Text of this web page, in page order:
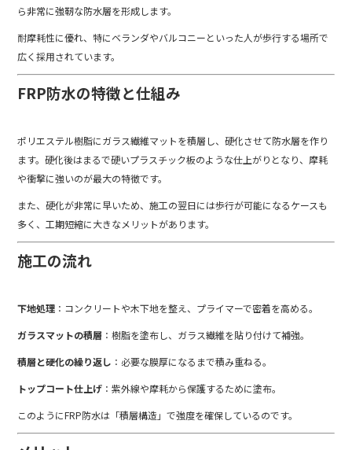
ら非常に強靭な防水層を形成します。
耐摩耗性に優れ、特にベランダやバルコニーといった人が歩行する場所で
広く採用されています。
FRP防水の特徴と仕組み
ポリエステル樹脂にガラス繊維マットを積層し、硬化させて防水層を作り
ます。硬化後はまるで硬いプラスチック板のような仕上がりとなり、摩耗
や衝撃に強いのが最大の特徴です。
また、硬化が非常に早いため、施工の翌日には歩行が可能になるケースも
多く、工期短縮に大きなメリットがあります。
施工の流れ
下地処理 ：コンクリートや木下地を整え、プライマーで密着を高める。
ガラスマットの積層 ：樹脂を塗布し、ガラス繊維を貼り付けて補強。
積層と硬化の繰り返し ：必要な膜厚になるまで積み重ねる。
トップコート仕上げ ：紫外線や摩耗から保護するために塗布。
このようにFRP防水は「積層構造」で強度を確保しているのです。